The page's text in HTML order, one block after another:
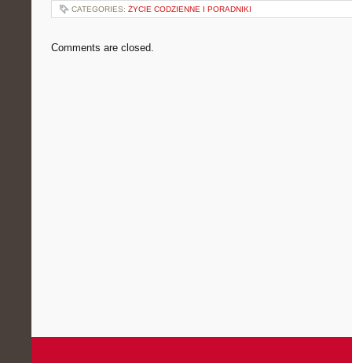
CATEGORIES: ŻYCIE CODZIENNE I PORADNIKI
Comments are closed.